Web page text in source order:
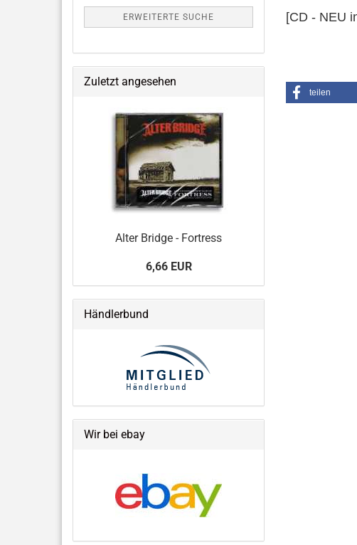
[CD - NEU
teilen
ERWEITERTE SUCHE
Zuletzt angesehen
Alter Bridge - Fortress
6,66 EUR
Händlerbund
Wir bei ebay